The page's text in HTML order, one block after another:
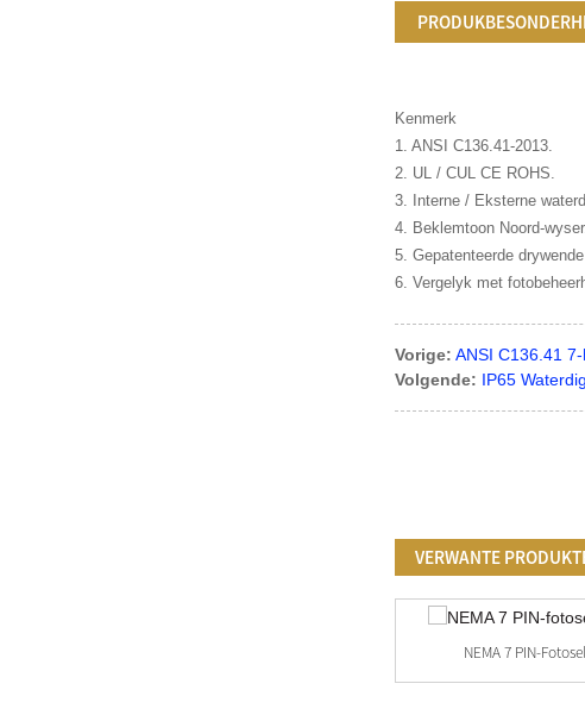
Kenmerk
1. ANSI C136.41-2013.
2. UL / CUL CE ROHS.
3. Interne / Eksterne
4. Beklemtoon Noord-
5. Gepatenteerde
6. Vergelyk met
Vorige: ANSI C136.41
Volgende: IP65
VERWANTE
NEMA 7 PIN-